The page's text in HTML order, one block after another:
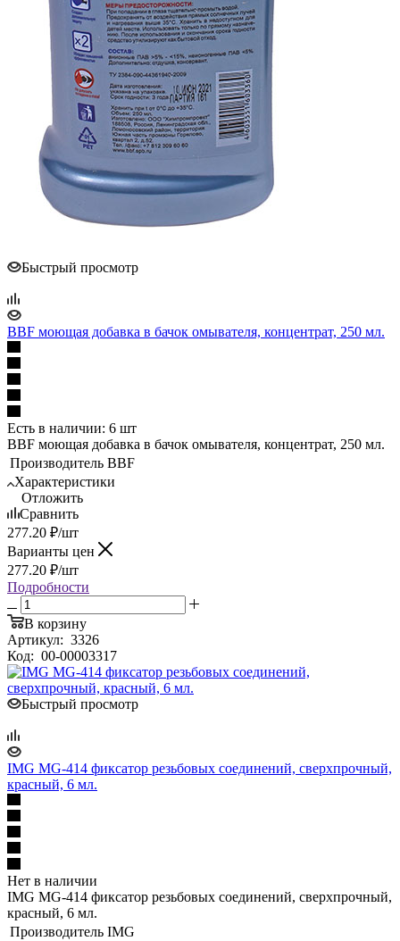
Быстрый просмотр
BBF моющая добавка в бачок омывателя, концентрат, 250 мл.
Есть в наличии: 6 шт
BBF моющая добавка в бачок омывателя, концентрат, 250 мл.
Производитель BBF
Характеристики
Отложить
Сравнить
277.20 ₽/шт
Варианты цен
277.20 ₽/шт
Подробности
В корзину
Артикул: 3326
Код: 00-00003317
Быстрый просмотр
IMG MG-414 фиксатор резьбовых соединений, сверхпрочный,
красный, 6 мл.
Нет в наличии
IMG MG-414 фиксатор резьбовых соединений, сверхпрочный,
красный, 6 мл.
Производитель IMG